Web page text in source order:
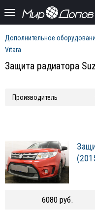
Дополнительное
Vitara
Защита радиатора
6080 руб.